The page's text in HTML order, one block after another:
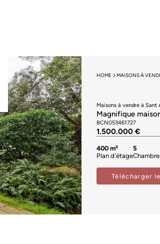
HOME MAISONS À
Télécharger
Maisons à vendre à Sant
Magnifique
BCN053461727
1.500.000 €
400 m²
Plan d'étage
5